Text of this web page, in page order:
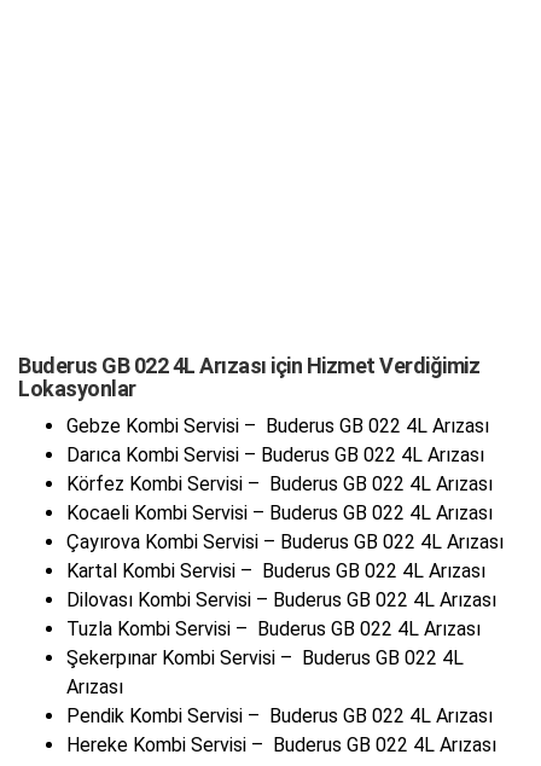
Buderus GB 022 4L Arızası için Hizmet Verdiğimiz
Lokasyonlar
Gebze Kombi Servisi – Buderus GB 022 4L Arızası
Darıca Kombi Servisi – Buderus GB 022 4L Arızası
Körfez Kombi Servisi – Buderus GB 022 4L Arızası
Kocaeli Kombi Servisi – Buderus GB 022 4L Arızası
Çayırova Kombi Servisi – Buderus GB 022 4L Arızası
Kartal Kombi Servisi – Buderus GB 022 4L Arızası
Dilovası Kombi Servisi – Buderus GB 022 4L Arızası
Tuzla Kombi Servisi – Buderus GB 022 4L Arızası
Şekerpınar Kombi Servisi – Buderus GB 022 4L
Arızası
Pendik Kombi Servisi – Buderus GB 022 4L Arızası
Hereke Kombi Servisi – Buderus GB 022 4L Arızası